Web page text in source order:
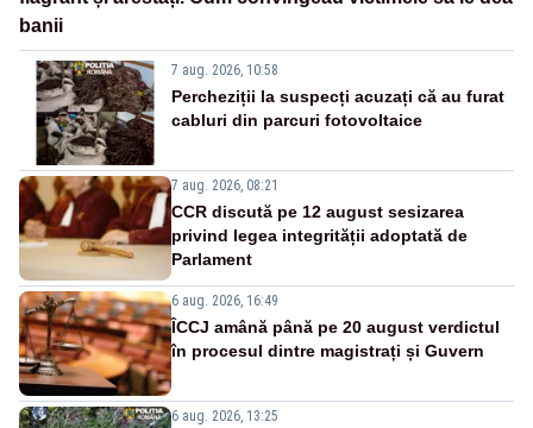
banii
7 aug. 2026, 10:58
Percheziții la suspecți acuzați că au furat
cabluri din parcuri fotovoltaice
7 aug. 2026, 08:21
CCR discută pe 12 august sesizarea
privind legea integrității adoptată de
Parlament
6 aug. 2026, 16:49
ÎCCJ amână până pe 20 august verdictul
în procesul dintre magistrați și Guvern
6 aug. 2026, 13:25